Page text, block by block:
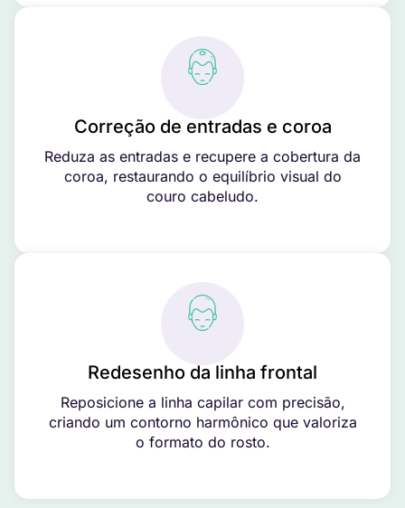
Correção de entradas e coroa
Reduza as entradas e recupere a cobertura da
coroa, restaurando o equilíbrio visual do
couro cabeludo.
Redesenho da linha frontal
Reposicione a linha capilar com precisão,
criando um contorno harmônico que valoriza
o formato do rosto.